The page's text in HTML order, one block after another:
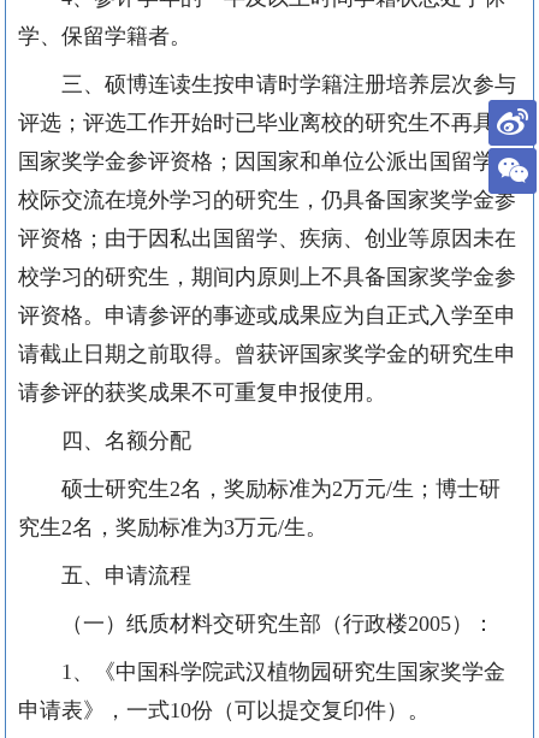
学、保留学籍者。
三、硕博连读生按申请时学籍注册培养层次参与
评选；评选工作开始时已毕业离校的研究生不再具备
国家奖学金参评资格；因国家和单位公派出国留学或
校际交流在境外学习的研究生，仍具备国家奖学金参
评资格；由于因私出国留学、疾病、创业等原因未在
校学习的研究生，期间内原则上不具备国家奖学金参
评资格。申请参评的事迹或成果应为自正式入学至申
请截止日期之前取得。曾获评国家奖学金的研究生申
请参评的获奖成果不可重复申报使用。
四、名额分配
硕士研究生2名，奖励标准为2万元/生 ；博士研
究生2名，奖励标准为3万元/生 。
五、申请流程
（一）纸质材料交研究生部（行政楼2005）：
1、《中国科学院武汉植物园研究生国家奖学金
申请表》，一式10份（可以提交复印件）。